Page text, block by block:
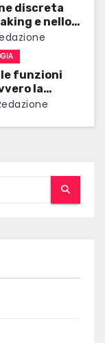
discreta
e nello
ai
funzioni
la
di tutti i